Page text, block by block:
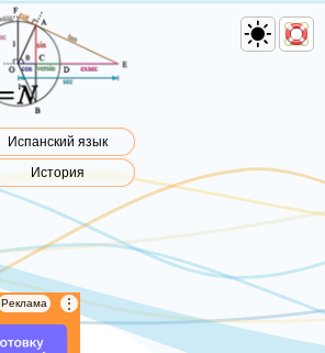
Испанский язык
История
⋮
Реклама ⋮
Реклама